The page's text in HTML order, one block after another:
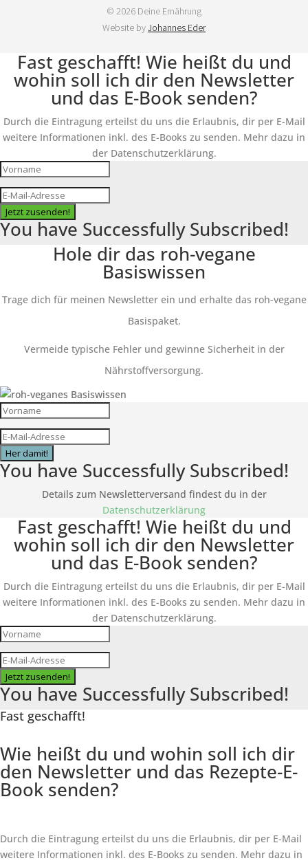
© 2026 Deine Ernährung
Website byJohannes Eder
Fast geschafft! Wie heißt du und
wohin soll ich dir den Newsletter
und das E-Book senden?
Durch die Eintragung erteilst du uns die Erlaubnis, dir per E-Mail
weitere Informationen inkl. des E-Books zu senden. Mehr dazu in
der Datenschutzerklärung.
Jetzt zusenden!
You have Successfully Subscribed!
Hole dir das roh-vegane
Basiswissen
Trage dich für meinen Newsletter ein und erhalte das roh-vegane
Basispaket.
Vermeide typische Fehler und gewinne Sicherheit in der
Nährstoffversorgung.
Her damit!
You have Successfully Subscribed!
Details zum Newsletterversand findest du in der
Datenschutzerklärung
Fast geschafft! Wie heißt du und
wohin soll ich dir den Newsletter
und das E-Book senden?
Durch die Eintragung erteilst du uns die Erlaubnis, dir per E-Mail
weitere Informationen inkl. des E-Books zu senden. Mehr dazu in
der Datenschutzerklärung.
Jetzt zusenden!
You have Successfully Subscribed!
Fast geschafft!
Wie heißt du und wohin soll ich dir
den Newsletter und das Rezepte-E-
Book senden?
Durch die Eintragung erteilst du uns die Erlaubnis, dir per E-Mail
weitere Informationen inkl. des E-Books zu senden. Mehr dazu in